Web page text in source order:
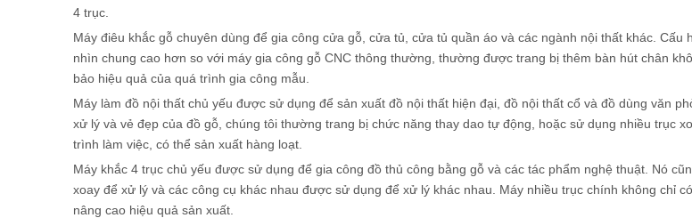
4 trục.
Máy điêu khắc gỗ chuyên dùng để gia công cửa gỗ, cửa tủ, cửa tủ quần áo và các ngành nội thất khác. Cấu
nhìn chung cao hơn so với máy gia công gỗ CNC thông thường, thường được trang bị thêm bàn hút chân
bảo hiệu quả của quá trình gia công mẫu.
Máy làm đồ nội thất chủ yếu được sử dụng để sản xuất đồ nội thất hiện đại, đồ nội thất cổ và đồ dùng văn
xử lý và vẻ đẹp của đồ gỗ, chúng tôi thường trang bị chức năng thay dao tự động, hoặc sử dụng nhiều trục
trình làm việc, có thể sản xuất hàng loạt.
Máy khắc 4 trục chủ yếu được sử dụng để gia công đồ thủ công bằng gỗ và các tác phẩm nghệ thuật. Nó
xoay để xử lý và các công cụ khác nhau được sử dụng để xử lý khác nhau. Máy nhiều trục chính không chỉ
nâng cao hiệu quả sản xuất.